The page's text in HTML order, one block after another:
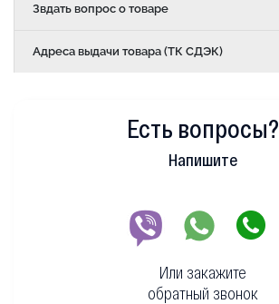
Звдать вопрос о товаре
Адреса выдачи товара (ТК СДЭК)
Есть вопросы?
Напишите
Или закажите
обратный звонок